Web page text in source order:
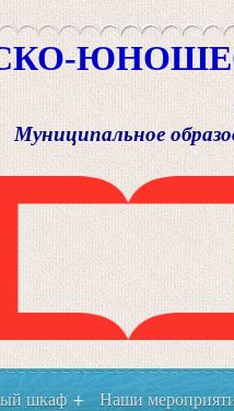
Муниципальное
шкаф + Наши